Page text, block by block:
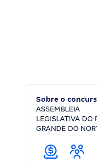
Sobre o
ASSEMBLEIA
LEGISLATIVA DO
GRANDE DO